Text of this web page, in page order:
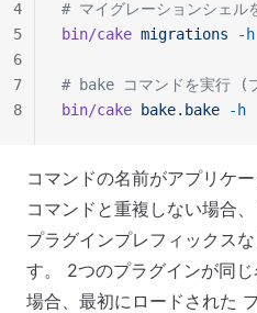
# マイグレーションシェル
bin/cake migrations -h
# bake コマンドを実行 (
bin/cake bake.bake -h
4
5
6
7
8
コマンドの名前がアプリケ
コマンドと重複しない場合
プラグインプレフィックス
す。 2つのプラグインが同
場合、最初にロードされた